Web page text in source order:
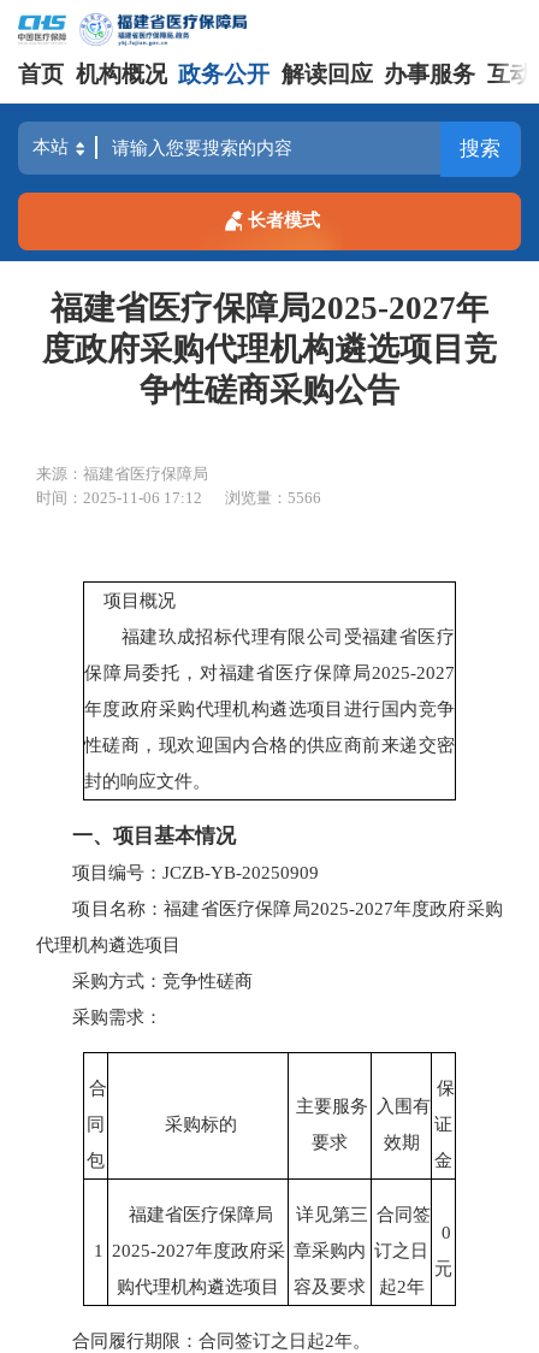
首页 机构概况 政务公开 解读回应 办事服务 互动
搜索
长者模式
福建省医疗保障局2025-2027年
度政府采购代理机构遴选项目竞
争性磋商采购公告
来源：福建省医疗保障局
时间：2025-11-06 17:12
浏览量：5566
项目概况
福建玖成招标代理有限公司受福建省医疗
保障局委托，对福建省医疗保障局2025-2027
年度政府采购代理机构遴选项目进行国内竞争
性磋商，现欢迎国内合格的供应商前来递交密
封的响应文件。
一、项目基本情况
项目编号：JCZB-YB-20250909
项目名称：福建省医疗保障局2025-2027年度政府采购
代理机构遴选项目
采购方式：竞争性磋商
采购需求：
合
同
包
采购标的
主要服务
要求
入围有
效期
保
证
金
1
福建省医疗保障局
2025-2027年度政府采
购代理机构遴选项目
详见第三
章采购内
容及要求
合同签
订之日
起2年
0
元
合同履行期限：合同签订之日起2年。